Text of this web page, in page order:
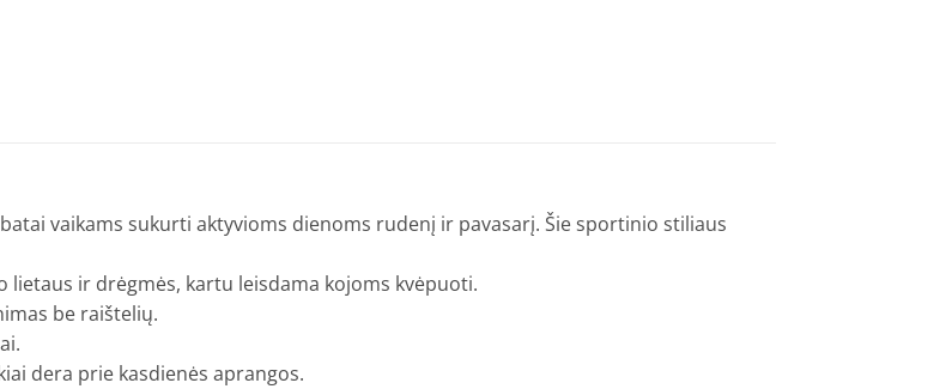
vaikams sukurti aktyvioms dienoms rudenį ir pavasarį. Šie sportinio stiliaus
ir drėgmės, kartu leisdama kojoms kvėpuoti.
be raištelių.
dera prie kasdienės aprangos.